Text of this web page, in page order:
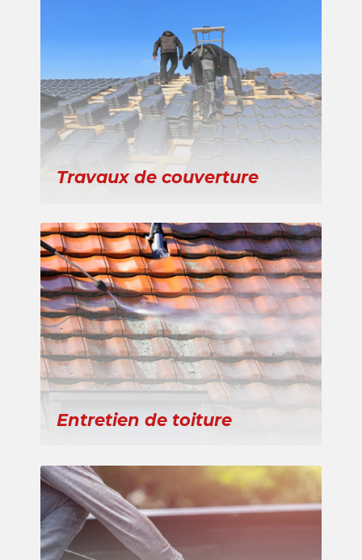
Travaux de couverture
Entretien de toiture